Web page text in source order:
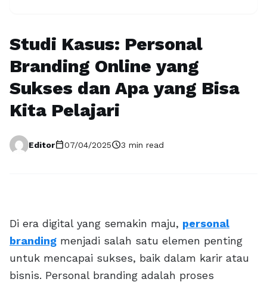
Studi Kasus: Personal
Branding Online yang
Sukses dan Apa yang Bisa
Kita Pelajari
Editorcalendar_today07/04/2025schedule3 min read
Di era digital yang semakin maju, personal
branding menjadi salah satu elemen penting
untuk mencapai sukses, baik dalam karir atau
bisnis. Personal branding adalah proses